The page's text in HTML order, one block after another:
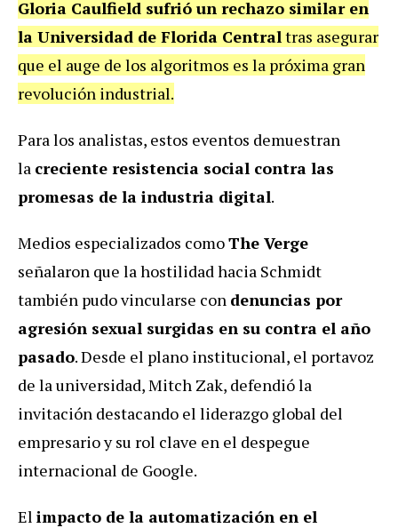
Gloria Caulfield sufrió un rechazo similar en
la Universidad de Florida Centraltras asegurar
que el auge de los algoritmos es la próxima gran
revolución industrial.
Para los analistas, estos eventos demuestran
la creciente resistencia social contra las
promesas de la industria digital.
Medios especializados comoThe Verge
señalaron que la hostilidad hacia Schmidt
también pudo vincularse con denuncias por
agresión sexual surgidas en su contra el año
pasado. Desde el plano institucional, el portavoz
de la universidad, Mitch Zak, defendió la
invitación destacando el liderazgo global del
empresario y su rol clave en el despegue
internacional de Google.
El impacto de la automatización en el